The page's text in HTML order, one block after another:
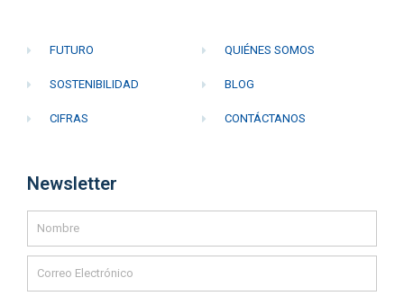
FUTURO
SOSTENIBILIDAD
CIFRAS
QUIÉNES SOMOS
BLOG
CONTÁCTANOS
Newsletter